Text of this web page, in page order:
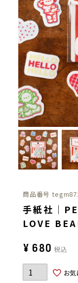
商品番号
手紙社｜
LOVE
¥ 680 税込
お気